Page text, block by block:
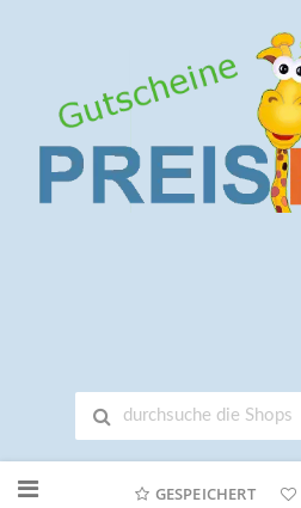
Online-
GESPEICHERT